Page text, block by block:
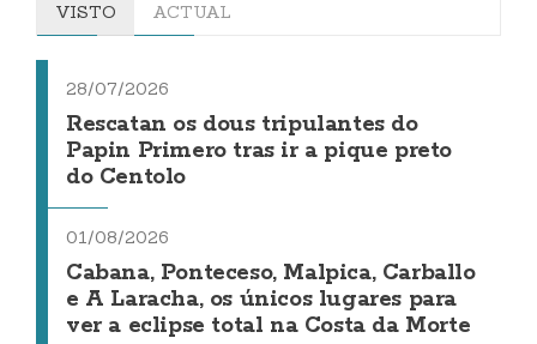
VISTO ACTUAL
28/07/2026
Rescatan os dous tripulantes do
Papin Primero tras ir a pique preto
do Centolo
01/08/2026
Cabana, Ponteceso, Malpica, Carballo
e A Laracha, os únicos lugares para
ver a eclipse total na Costa da Morte